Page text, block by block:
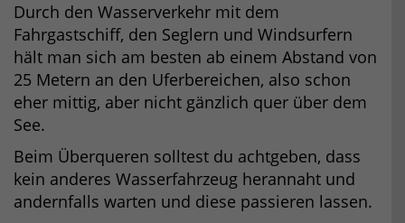
Durch den Wasserverkehr mit dem
Fahrgastschiff, den Seglern und Windsurfern
hält man sich am besten ab einem Abstand von
25 Metern an den Uferbereichen, also schon
eher mittig, aber nicht gänzlich quer über dem
See.
Beim Überqueren solltest du achtgeben, dass
kein anderes Wasserfahrzeug herannaht und
andernfalls warten und diese passieren lassen.